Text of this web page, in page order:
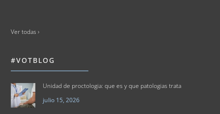
Ver todas ›
#VOTBLOG
Unidad de proctologia: que es y que patologias trata
julio 15, 2026